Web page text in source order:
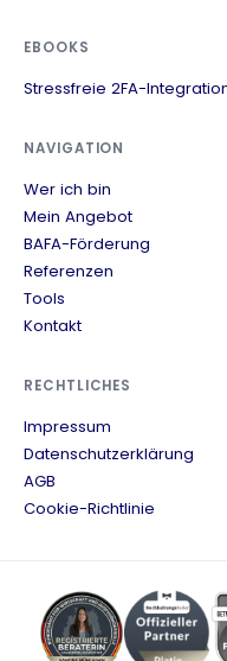
EBOOKS
Stressfreie 2FA-
NAVIGATION
Wer ich bin
Mein Angebot
BAFA-Förderung
Referenzen
Tools
Kontakt
RECHTLICHES
Impressum
Datenschutzerklärung
AGB
Cookie-Richtlinie